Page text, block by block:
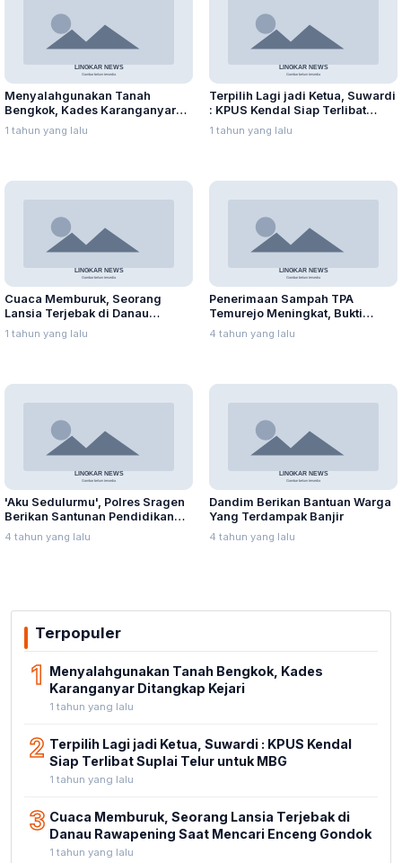
Menyalahgunakan Tanah
Bengkok, Kades Karanganyar
Ditangkap Kejari
1 tahun yang lalu
Terpilih Lagi jadi Ketua, Suwardi
: KPUS Kendal Siap Terlibat
Suplai Telur untuk MBG
1 tahun yang lalu
Cuaca Memburuk, Seorang
Lansia Terjebak di Danau
Rawapening Saat Mencari
Enceng Gondok
1 tahun yang lalu
Penerimaan Sampah TPA
Temurejo Meningkat, Bukti
Masyarakat Blora Peduli
Kebersihan
4 tahun yang lalu
'Aku Sedulurmu', Polres Sragen
Berikan Santunan Pendidikan
Anak Yatim Piatu
4 tahun yang lalu
Dandim Berikan Bantuan Warga
Yang Terdampak Banjir
4 tahun yang lalu
Terpopuler
1 Menyalahgunakan Tanah Bengkok, Kades
Karanganyar Ditangkap Kejari
1 tahun yang lalu
2 Terpilih Lagi jadi Ketua, Suwardi : KPUS Kendal
Siap Terlibat Suplai Telur untuk MBG
1 tahun yang lalu
3 Cuaca Memburuk, Seorang Lansia Terjebak di
Danau Rawapening Saat Mencari Enceng Gondok
1 tahun yang lalu